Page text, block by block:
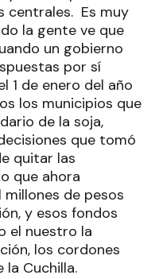
centrales. Es muy
la gente ve que
un gobierno
por sí
1 de enero del año
los municipios que
de la soja,
que tomó
quitar las
que ahora
de pesos
y esos fondos
el nuestro la
los cordones
la Cuchilla.